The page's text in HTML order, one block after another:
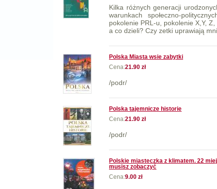
Kilka różnych generacji
warunkach społeczno-
pokolenie PRL-u, pokolenie X,Y,
a co dzieli? Czy zetki uprawiają
Polska Miasta wsie zabytki
Cena:21.90 zł
/podr/
Polska tajemnicze historie
Cena:21.90 zł
/podr/
Polskie miasteczka z klimatem. 22
musisz zobaczyć
Cena:9.00 zł